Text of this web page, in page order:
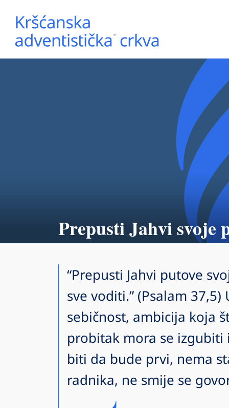
Prepusti Jahvi svoje
“Prepusti Jahvi putove
sve voditi.” (Psalam
sebičnost, ambicija koja
probitak mora se izgubiti
biti da bude prvi, nema
radnika, ne smije se